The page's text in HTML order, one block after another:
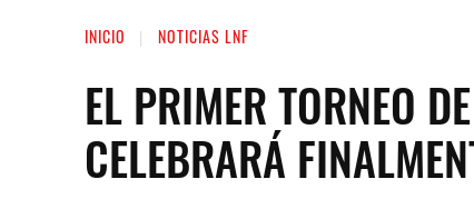
INICIO NOTICIAS LNF
EL PRIMER TORNEO
CELEBRARÁ